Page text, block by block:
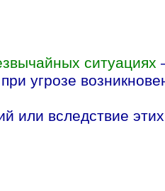
ситуациях
угрозе
или вследствие